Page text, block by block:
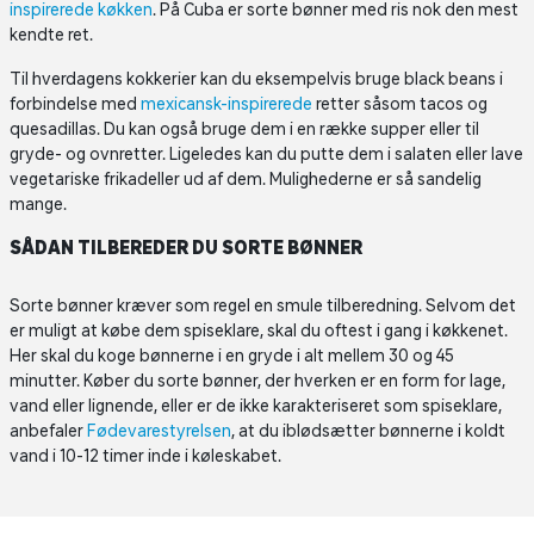
inspirerede køkken. På Cuba er sorte bønner med ris nok den mest
kendte ret.
Til hverdagens kokkerier kan du eksempelvis bruge black beans i
forbindelse med mexicansk-inspirerede retter såsom tacos og
quesadillas. Du kan også bruge dem i en række supper eller til
gryde- og ovnretter. Ligeledes kan du putte dem i salaten eller lave
vegetariske frikadeller ud af dem. Mulighederne er så sandelig
mange.
SÅDAN TILBEREDER DU SORTE BØNNER
Sorte bønner kræver som regel en smule tilberedning. Selvom det
er muligt at købe dem spiseklare, skal du oftest i gang i køkkenet.
Her skal du koge bønnerne i en gryde i alt mellem 30 og 45
minutter. Køber du sorte bønner, der hverken er en form for lage,
vand eller lignende, eller er de ikke karakteriseret som spiseklare,
anbefaler Fødevarestyrelsen, at du iblødsætter bønnerne i koldt
vand i 10-12 timer inde i køleskabet.